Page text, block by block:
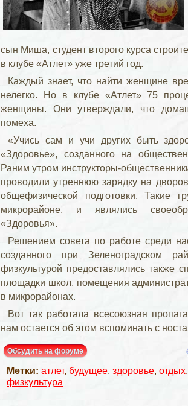
сын Миша, студент второго курса
в клубе «Атлет» уже третий год.
Каждый знает, что найти женщине
нелегко. Но в клубе «Атлет» 75
женщины. Они утверждали, что
помеха.
«Учись сам и учи других быть
«Здоровье», созданного на
Раним утром инструкторы-
проводили утреннюю зарядку на
общефизической подготовки. Такие
микрорайоне, и являлись
«Здоровья».
Решением совета по работе среди
созданного при Зеленоградском
физкультурой предоставлялись также
площадки школ, помещения
в микрорайонах.
Вот так работала всесоюзная
нам остается об этом вспоминать с
Обсудить на форуме
Метки: атлет, будущее, здоровье, отдых
физкультура